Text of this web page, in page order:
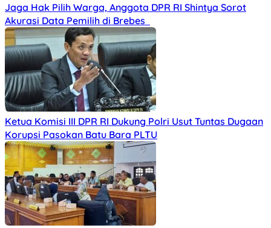
Jaga Hak Pilih Warga, Anggota DPR RI Shintya Sorot
Akurasi Data Pemilih di Brebes
Ketua Komisi III DPR RI Dukung Polri Usut Tuntas Dugaan
Korupsi Pasokan Batu Bara PLTU